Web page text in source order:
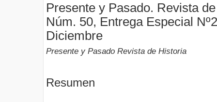
Presente y Pasado. Revista
Núm. 50, Entrega Especial
Diciembre
Presente y Pasado Revista de Historia
Resumen